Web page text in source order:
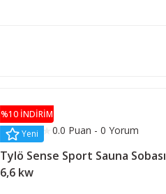
%10 İNDİRİM
Yeni
0.0 Puan - 0 Yorum
Tylö Sense Sport Sauna Sobası
6,6 kw